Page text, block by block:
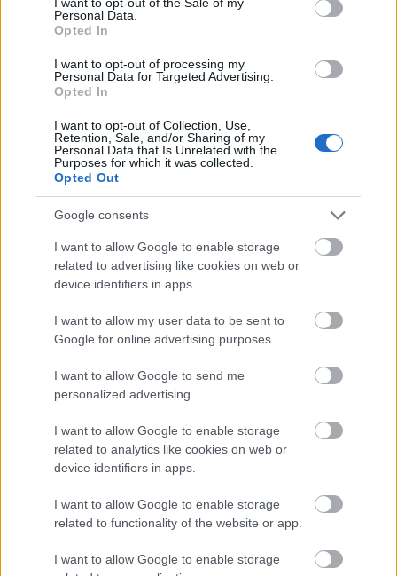
Personal Data.
Opted In
I want to opt-out of processing my
Personal Data for Targeted Advertising.
Opted In
I want to opt-out of Collection, Use,
Retention, Sale, and/or Sharing of my
Personal Data that Is Unrelated with the
Purposes for which it was collected.
Opted Out
Google consents
I want to allow Google to enable storage
related to advertising like cookies on web or
device identifiers in apps.
I want to allow my user data to be sent to
Google for online advertising purposes.
I want to allow Google to send me
personalized advertising.
I want to allow Google to enable storage
related to analytics like cookies on web or
device identifiers in apps.
I want to allow Google to enable storage
related to functionality of the website or app.
I want to allow Google to enable storage
Házban"- írta az egyik kommentelő.
Hilary Clinton, Diane Von Fürstenberg, politika, amerikai
választások, Diane von Furstenberg, Cindi Leive, Glamour,
amerikai, póló, tshirt, üvegplafon, női egyenjogúság, nők,
vezető pozíció, kampány, elnökválasztás
Hogy ez is trend, amit meg lehet lovagolni? Igen. "A